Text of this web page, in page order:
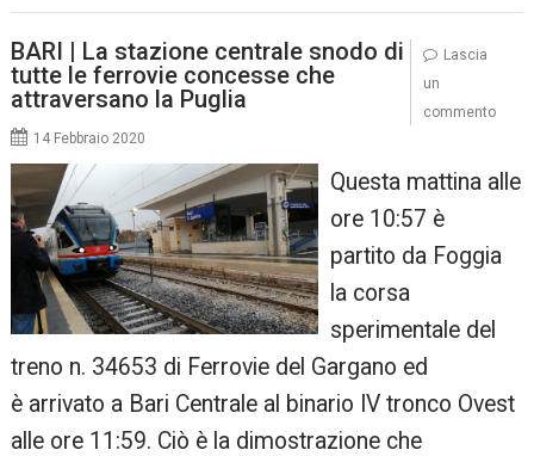
BARI | La stazione centrale snodo di
tutte le ferrovie concesse che
attraversano la Puglia
14 Febbraio 2020
Questa mattina alle
ore 10:57 è
partito da Foggia
la corsa
sperimentale del
treno n. 34653 di Ferrovie del Gargano ed
è arrivato a Bari Centrale al binario IV tronco Ovest
alle ore 11:59. Ciò è la dimostrazione che
Lascia
un
commento